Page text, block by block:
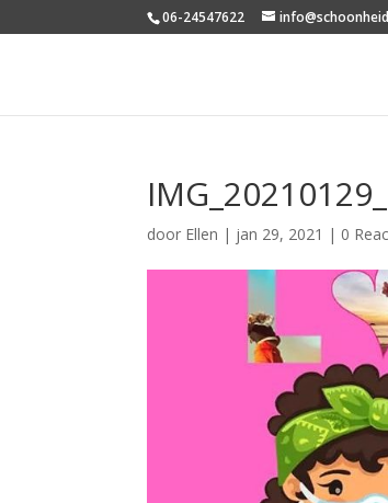
06-24547622
door Ellen | jan 29, 2021 | 0